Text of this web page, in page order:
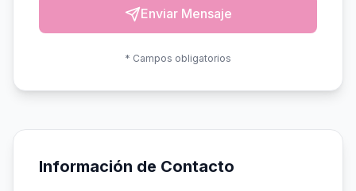
Enviar Mensaje
* Campos obligatorios
Información de Contacto